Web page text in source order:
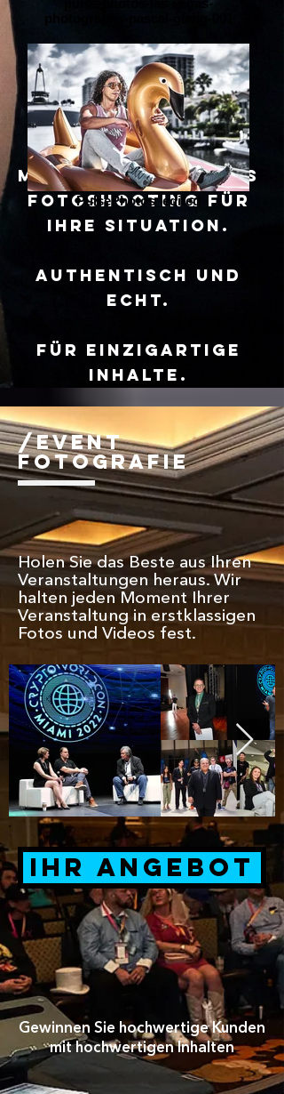
Maßgeschneidertes
Fotoshooting für
Ihre Situation.
Authentisch und
echt.
Für einzigartige
Inhalte.
pulse-photos-las-vegas-
PulsePhotos_edited
/Event
Fotografie
Holen Sie das Beste aus Ihren
Veranstaltungen heraus. Wir
halten jeden Moment Ihrer
Veranstaltung in erstklassigen
Fotos und Videos fest.
Ihr Angebot
Gewinnen Sie hochwertige Kunden
mit hochwertigen Inhalten